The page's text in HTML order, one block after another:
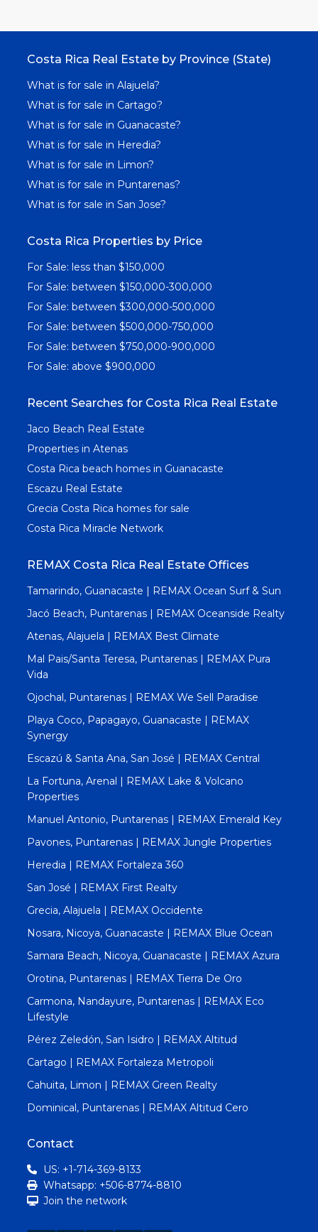
Costa Rica Real Estate by Province (State)
What is for sale in Alajuela?
What is for sale in Cartago?
What is for sale in Guanacaste?
What is for sale in Heredia?
What is for sale in Limon?
What is for sale in Puntarenas?
What is for sale in San Jose?
Costa Rica Properties by Price
For Sale: less than $150,000
For Sale: between $150,000-300,000
For Sale: between $300,000-500,000
For Sale: between $500,000-750,000
For Sale: between $750,000-900,000
For Sale: above $900,000
Recent Searches for Costa Rica Real Estate
Jaco Beach Real Estate
Properties in Atenas
Costa Rica beach homes in Guanacaste
Escazu Real Estate
Grecia Costa Rica homes for sale
Costa Rica Miracle Network
REMAX Costa Rica Real Estate Offices
Tamarindo, Guanacaste | REMAX Ocean Surf & Sun
Jacó Beach, Puntarenas | REMAX Oceanside Realty
Atenas, Alajuela | REMAX Best Climate
Mal Pais/Santa Teresa, Puntarenas | REMAX Pura
Vida
Ojochal, Puntarenas | REMAX We Sell Paradise
Playa Coco, Papagayo, Guanacaste | REMAX
Synergy
Escazú & Santa Ana, San José | REMAX Central
La Fortuna, Arenal | REMAX Lake & Volcano
Properties
Manuel Antonio, Puntarenas | REMAX Emerald Key
Pavones, Puntarenas | REMAX Jungle Properties
Heredia | REMAX Fortaleza 360
San José | REMAX First Realty
Grecia, Alajuela | REMAX Occidente
Nosara, Nicoya, Guanacaste | REMAX Blue Ocean
Samara Beach, Nicoya, Guanacaste | REMAX Azura
Orotina, Puntarenas | REMAX Tierra De Oro
Carmona, Nandayure, Puntarenas | REMAX Eco
Lifestyle
Pérez Zeledón, San Isidro | REMAX Altitud
Cartago | REMAX Fortaleza Metropoli
Cahuita, Limon | REMAX Green Realty
Dominical, Puntarenas | REMAX Altitud Cero
Contact
US: +1-714-369-8133
Whatsapp: +506-8774-8810
Join the network